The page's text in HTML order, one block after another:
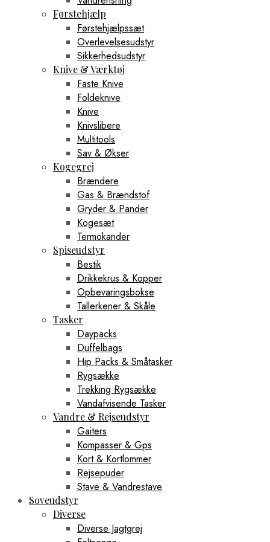
Førstehjælp
Førstehjælpssæt
Overlevelsesudstyr
Sikkerhedsudstyr
Knive & Værktøj
Faste Knive
Foldeknive
Knive
Knivslibere
Multitools
Sav & Økser
Kogegrej
Brændere
Gas & Brændstof
Gryder & Pander
Kogesæt
Termokander
Spiseudstyr
Bestik
Drikkekrus & Kopper
Opbevaringsbokse
Tallerkener & Skåle
Tasker
Daypacks
Duffelbags
Hip Packs & Småtasker
Rygsække
Trekking Rygsække
Vandafvisende Tasker
Vandre & Rejseudstyr
Gaiters
Kompasser & Gps
Kort & Kortlommer
Rejsepuder
Stave & Vandrestave
Soveudstyr
Diverse
Diverse Jagtgrej